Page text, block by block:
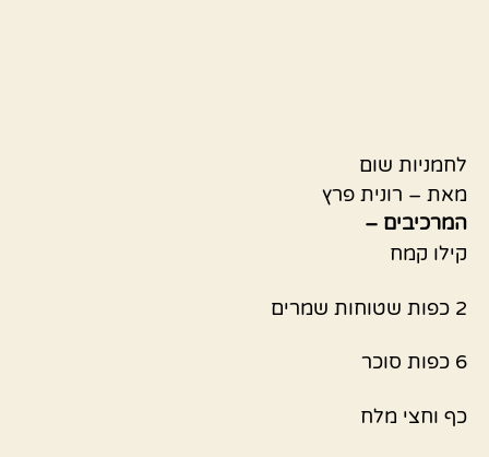
לחמניות שום
מאת – רונית פרץ
המרכיבים –
קילו קמח
2 כפות שטוחות שמרים
6 כפות סוכר
כף וחצי מלח